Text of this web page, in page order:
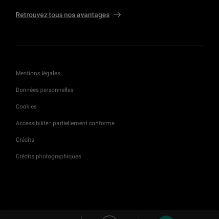
Retrouvez tous nos avantages
Mentions légales
Données personnelles
Cookies
Accessibilité : partiellement conforme
Crédits
Crédits photographiques